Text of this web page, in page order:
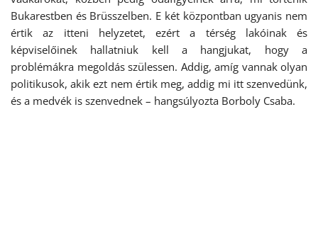
Bukarestben és Brüsszelben. E két központban ugyanis nem
értik az itteni helyzetet, ezért a térség lakóinak és
képviselőinek hallatniuk kell a hangjukat, hogy a
problémákra megoldás szülessen. Addig, amíg vannak olyan
politikusok, akik ezt nem értik meg, addig mi itt szenvedünk,
és a medvék is szenvednek – hangsúlyozta Borboly Csaba.